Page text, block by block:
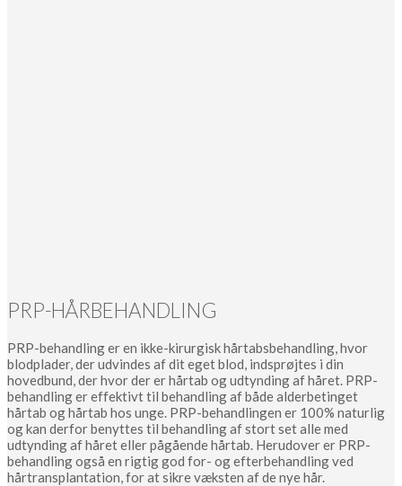
PRP-HÅRBEHANDLING
PRP-behandling er en ikke-kirurgisk hårtabsbehandling, hvor
blodplader, der udvindes af dit eget blod, indsprøjtes i din
hovedbund, der hvor der er hårtab og udtynding af håret. PRP-
behandling er effektivt til behandling af både alderbetinget
hårtab og hårtab hos unge. PRP-behandlingen er 100% naturlig
og kan derfor benyttes til behandling af stort set alle med
udtynding af håret eller pågående hårtab. Herudover er PRP-
behandling også en rigtig god for- og efterbehandling ved
hårtransplantation, for at sikre væksten af de nye hår.